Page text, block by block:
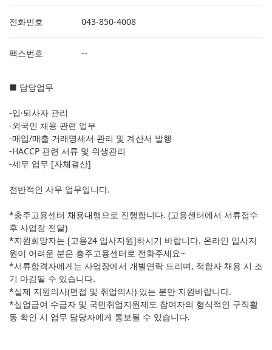
전화번호 043-850-4008
팩스번호 --
■ 담당업무
-입·퇴사자 관리
-외국인 채용 관련 업무
-매입/매출 거래명세서 관리 및 계산서 발행
-HACCP 관련 서류 및 위생관리
-세무 업무 [자체결산]
전반적인 사무 업무입니다.
*충주고용센터 채용대행으로 진행합니다. (고용센터에서 서류접수
후 사업장 전달)
*지원희망자는 [고용24 입사지원]하시기 바랍니다. 온라인 입사지
원이 어려운 분은 충주고용센터로 전화주세요~
*서류합격자에게는 사업장에서 개별연락 드리며, 적합자 채용 시 조
기 마감될 수 있습니다.
*실제 지원의사(면접 및 취업의사) 있는 분만 지원바랍니다.
*실업급여 수급자 및 국민취업지원제도 참여자의 형식적인 구직활
동 확인 시 업무 담당자에게 통보될 수 있습니다.